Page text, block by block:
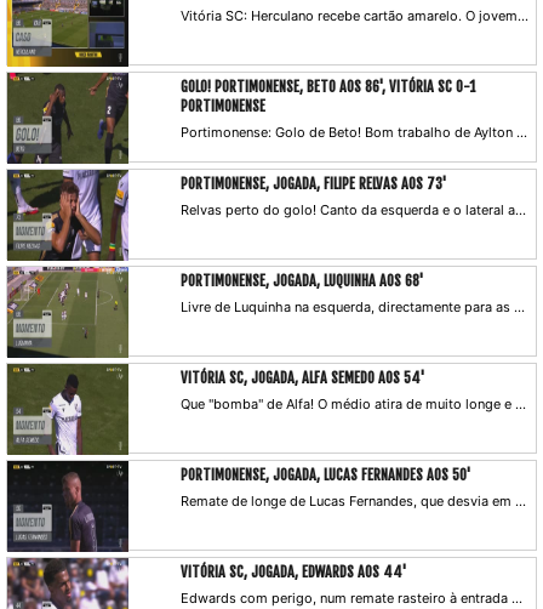
Vitória SC: Herculano recebe cartão amarelo. O jovem avançado é admoestado após um lance dividido com Willyan, em que o árbitro consultou o VAR antes de tomar uma decisão sobre a cor do cartão.
GOLO! PORTIMONENSE, BETO AOS 86', VITÓRIA SC 0-1
PORTIMONENSE
Portimonense: Golo de Beto! Bom trabalho de Aylton na direita e depois a servir o colega, que se antecipa a Borevkovic e factura com um toque subtil.
PORTIMONENSE, JOGADA, FILIPE RELVAS AOS 73'
Relvas perto do golo! Canto da esquerda e o lateral a saltar no coração da área e a cabecear perto do poste.
PORTIMONENSE, JOGADA, LUQUINHA AOS 68'
Livre de Luquinha na esquerda, directamente para as mãos de Trmal.
VITÓRIA SC, JOGADA, ALFA SEMEDO AOS 54'
Que "bomba" de Alfa! O médio atira de muito longe e obriga Samuel a defesa complicada.
PORTIMONENSE, JOGADA, LUCAS FERNANDES AOS 50'
Remate de longe de Lucas Fernandes, que desvia em André Almeida e passa perto do poste.
VITÓRIA SC, JOGADA, EDWARDS AOS 44'
Edwards com perigo, num remate rasteiro à entrada da área que embate na malha lateral!